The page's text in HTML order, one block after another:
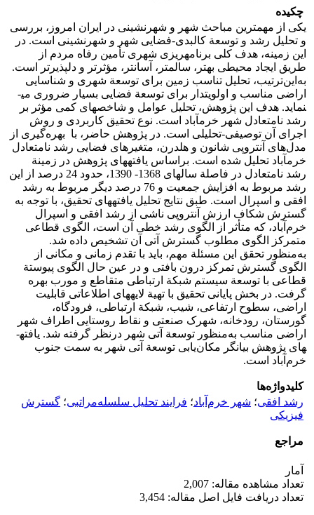
چکیده
یکی از مهم­ترین مباحث شهر و شهرنشینی در ایران امروز، بررسی
و تحلیل رشد و توسعة کالبدی-فضایی شهر و شهرنشینی است. در
این زمینه، هدف کلی برنامه­ریزی شهری تأمین رفاه مردم از
طریق ایجاد محیطی بهتر، سالم­تر، آسان­تر، مؤثرتر و دلپذیرتر است.
به‌این‌ترتیب، تحلیل تناسب زمین برای توسعة شهری و شناسایی
اراضی مناسب و اولویت­دار برای توسعة­ فضایی بسیار ضروری می­
نماید. هدف این پژوهش، تحلیل عوامل و شاخص­های کمی مؤثر بر
رشد نامتعادل شهر خرم­آباد است. نوع تحقیق کاربردی و روش
اجرای آن توصیفی-تحلیلی است. در پژوهش حاضر، با بهره‌گیری از
مدل‌های آنتروپی شانون و هلدرن، متغیرهای فضایی رشد نامتعادل
خرم­آباد تحلیل شده است. براساس یافته­های پژوهش در زمینة
رشد نامتعادل در فاصلة سال­های 1368- 1390، حدود 24 درصد از این
رشد مربوط به افزایش جمعیت و 76 درصد دیگر مربوط به رشد
افقی و اسپرال است. طبق نتایج تحلیل یافته­های تحقیق، با توجه به
گسترش شکاف ارزش آنتروپی ناشی از رشد افقی و اسپرال
خرم‌آباد، که متأثر از الگوی رشد خطی آن است، الگوی قطاعی
متمرکز الگوی مطلوب گسترش آتی آن تشخیص داده شد.
به‌منظور تحقق این مسئلة مهم، باید با تقدم زمانی و مکانی از
الگوی گسترش تمرکز درون بافتی و در عین حال الگوی پیوستة
قطاعی با توسعة سیستم شبکة ارتباطی متقاطع و مورب بهره
گرفت. در بخش پایانی تحقیق با تهیة لایه­های اطلاعاتی قابلیت
اراضی، سطوح ارتفاعی، شیب، شبکة ارتباطی، فرودگاه،
گورستان، رودخانه، شهرک صنعتی و نقاط روستایی اطراف شهر
اراضی مناسب به‌منظور توسعة آتی شهر درنظر گرفته شد. یافته­
های پژوهش بیانگر مکان‌یابی توسعة آتی شهر به سمت جنوب
خرم‌آباد است.
کلیدواژه‌ها
رشد افقی؛ شهر خرم‌آباد؛ فرایند تحلیل سلسله‌مراتبی؛ گسترش
فیزیکی
مراجع
آمار
تعداد مشاهده مقاله: 2,007
تعداد دریافت فایل اصل مقاله: 3,454